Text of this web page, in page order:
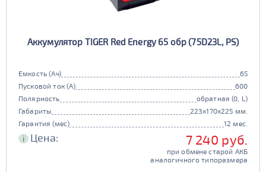
Аккумулятор TIGER Red Energy 65 обр (75D23L, PS)
Емкость (Ач)
65
Пусковой ток (А)
600
Полярность
обратная (0, L)
Габариты
223x170x225 мм.
Гарантия (мес)
12 мес.
i Цена: 7 240 руб.
при обмене старой АКБ
аналогичного типоразмера